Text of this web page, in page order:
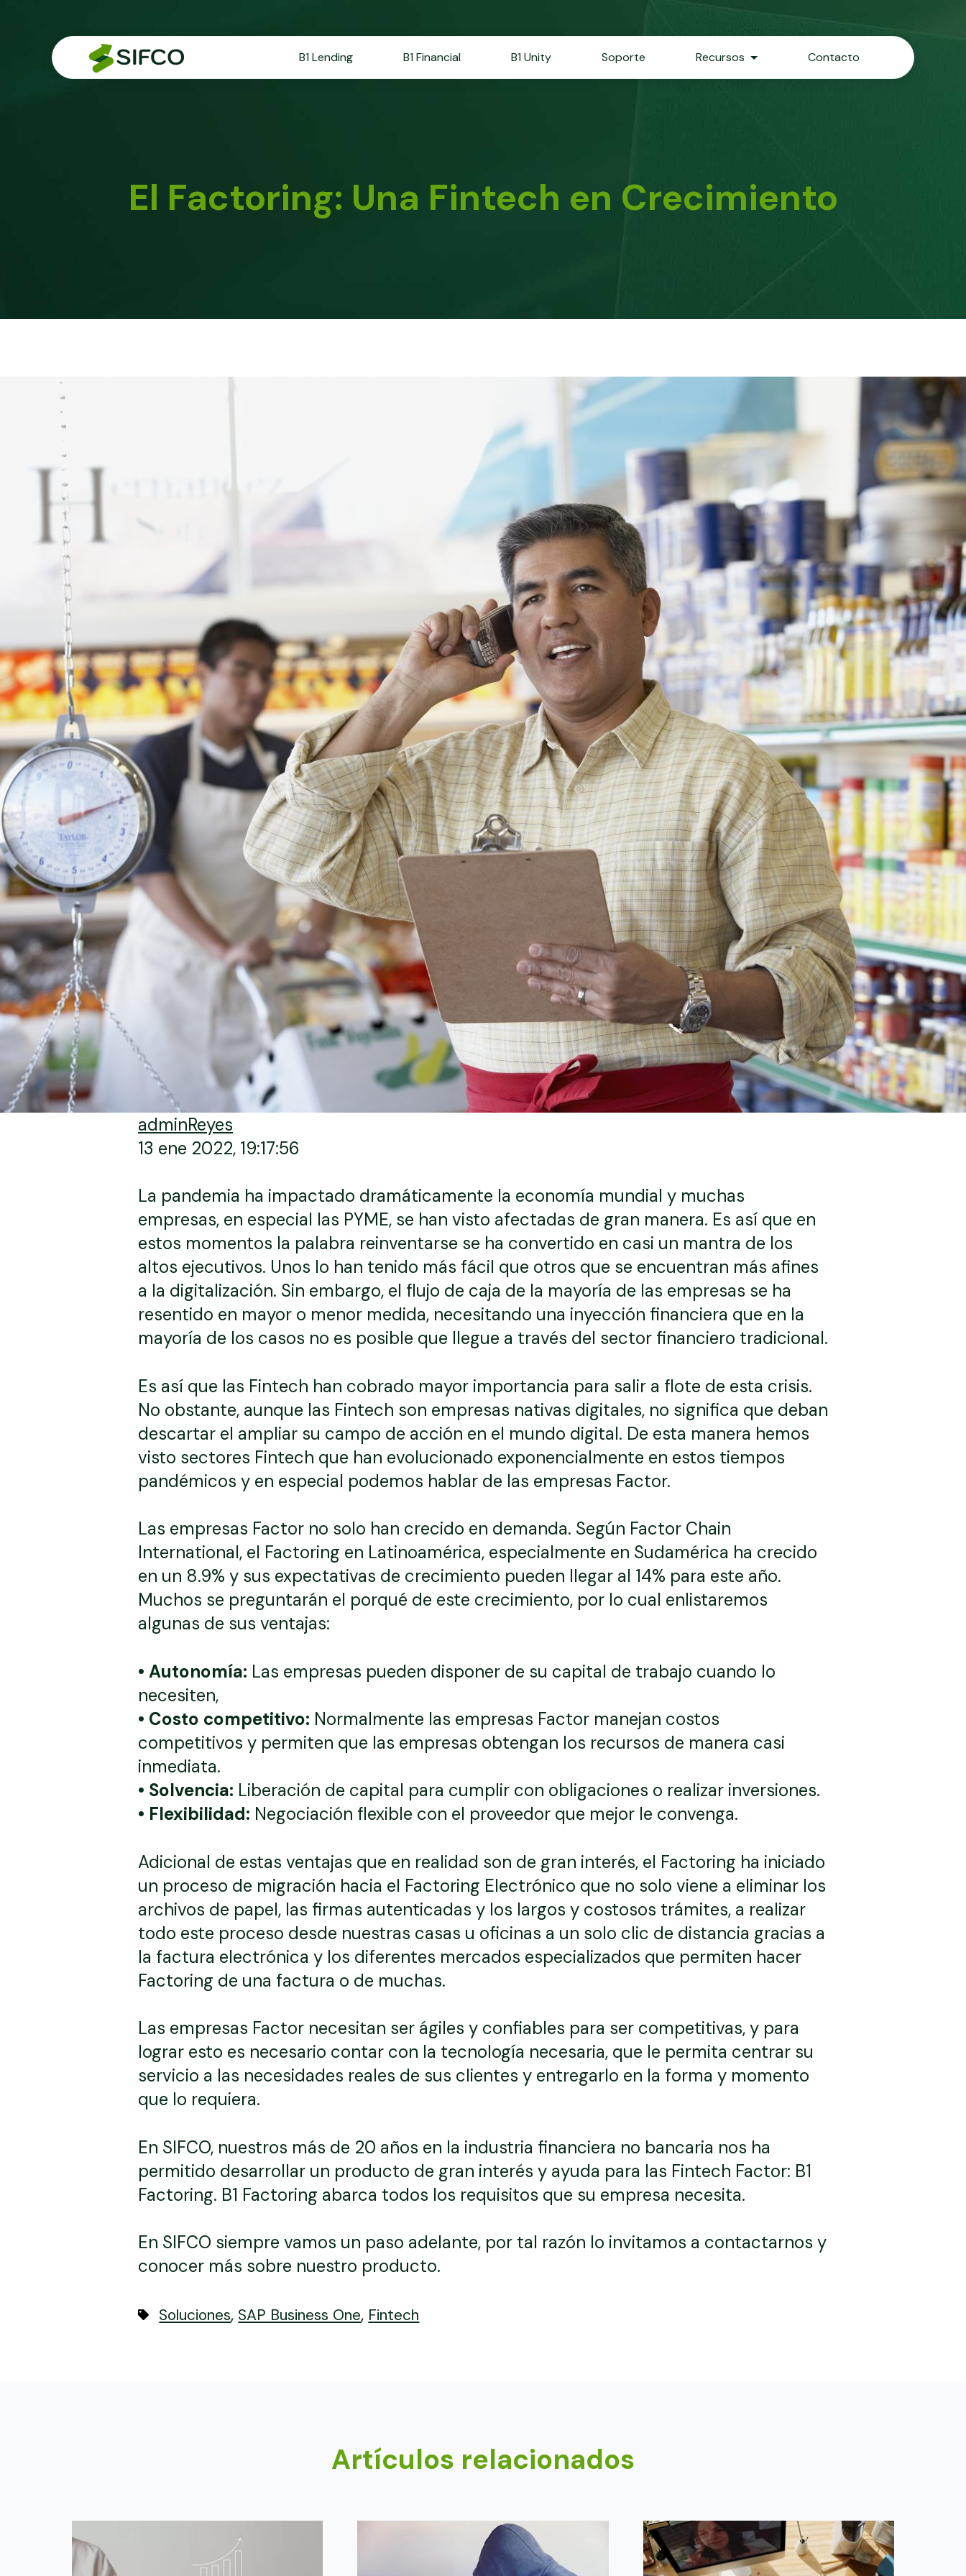
B1 Lending B1 Financial B1 Unity Soporte Recursos Contacto
El Factoring: Una Fintech en Crecimiento
adminReyes
13 ene 2022, 19:17:56
La pandemia ha impactado dramáticamente la economía mundial y muchas
empresas, en especial las PYME, se han visto afectadas de gran manera. Es así que en
estos momentos la palabra reinventarse se ha convertido en casi un mantra de los
altos ejecutivos. Unos lo han tenido más fácil que otros que se encuentran más afines
a la digitalización. Sin embargo, el flujo de caja de la mayoría de las empresas se ha
resentido en mayor o menor medida, necesitando una inyección financiera que en la
mayoría de los casos no es posible que llegue a través del sector financiero tradicional.
Es así que las Fintech han cobrado mayor importancia para salir a flote de esta crisis.
No obstante, aunque las Fintech son empresas nativas digitales, no significa que deban
descartar el ampliar su campo de acción en el mundo digital. De esta manera hemos
visto sectores Fintech que han evolucionado exponencialmente en estos tiempos
pandémicos y en especial podemos hablar de las empresas Factor.
Las empresas Factor no solo han crecido en demanda. Según Factor Chain
International, el Factoring en Latinoamérica, especialmente en Sudamérica ha crecido
en un 8.9% y sus expectativas de crecimiento pueden llegar al 14% para este año.
Muchos se preguntarán el porqué de este crecimiento, por lo cual enlistaremos
algunas de sus ventajas:
• Autonomía: Las empresas pueden disponer de su capital de trabajo cuando lo
necesiten,
• Costo competitivo: Normalmente las empresas Factor manejan costos
competitivos y permiten que las empresas obtengan los recursos de manera casi
inmediata.
• Solvencia: Liberación de capital para cumplir con obligaciones o realizar inversiones.
• Flexibilidad: Negociación flexible con el proveedor que mejor le convenga.
Adicional de estas ventajas que en realidad son de gran interés, el Factoring ha iniciado
un proceso de migración hacia el Factoring Electrónico que no solo viene a eliminar los
archivos de papel, las firmas autenticadas y los largos y costosos trámites, a realizar
todo este proceso desde nuestras casas u oficinas a un solo clic de distancia gracias a
la factura electrónica y los diferentes mercados especializados que permiten hacer
Factoring de una factura o de muchas.
Las empresas Factor necesitan ser ágiles y confiables para ser competitivas, y para
lograr esto es necesario contar con la tecnología necesaria, que le permita centrar su
servicio a las necesidades reales de sus clientes y entregarlo en la forma y momento
que lo requiera.
En SIFCO, nuestros más de 20 años en la industria financiera no bancaria nos ha
permitido desarrollar un producto de gran interés y ayuda para las Fintech Factor: B1
Factoring. B1 Factoring abarca todos los requisitos que su empresa necesita.
En SIFCO siempre vamos un paso adelante, por tal razón lo invitamos a contactarnos y
conocer más sobre nuestro producto.
Soluciones, SAP Business One, Fintech
Artículos relacionados